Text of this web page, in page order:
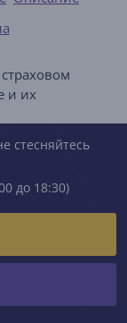
и их
стесняйтесь
до 18:30)